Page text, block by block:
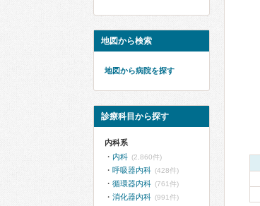
地図から検索
地図から病院を探す
診療科目から探す
内科系
内科 (2,860件)
呼吸器内科 (428件)
循環器内科 (761件)
消化器内科 (991件)